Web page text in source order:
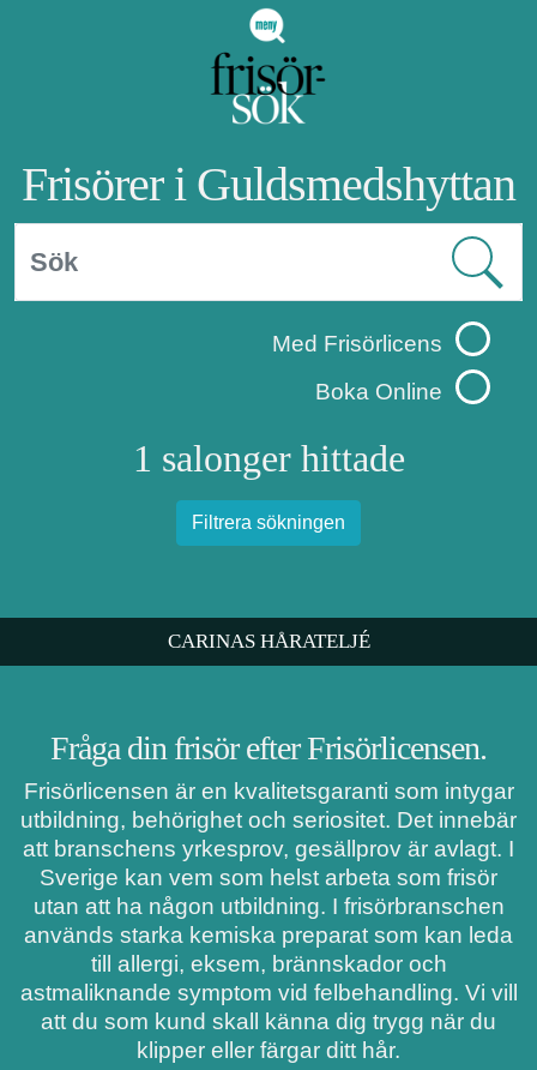
Frisörer i Guldsmedshyttan
Med Frisörlicens
Boka Online
1 salonger hittade
Filtrera sökningen
CARINAS HÅRATELJÉ
Fråga din frisör efter Frisörlicensen.
Frisörlicensen är en kvalitetsgaranti som intygar
utbildning, behörighet och seriositet. Det innebär
att branschens yrkesprov, gesällprov är avlagt. I
Sverige kan vem som helst arbeta som frisör
utan att ha någon utbildning. I frisörbranschen
används starka kemiska preparat som kan leda
till allergi, eksem, brännskador och
astmaliknande symptom vid felbehandling. Vi vill
att du som kund skall känna dig trygg när du
klipper eller färgar ditt hår.